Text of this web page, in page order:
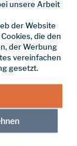
unsere Arbeit
der Website
die den
der Werbung
vereinfachen
gesetzt.